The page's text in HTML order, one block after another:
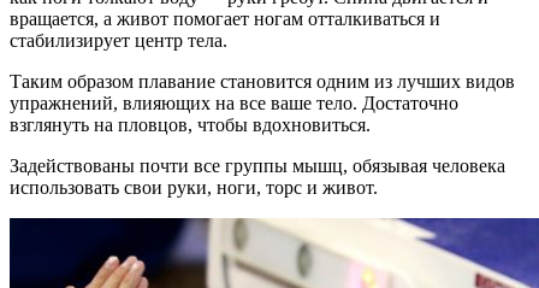
вращается, а живот помогает ногам отталкиваться и
стабилизирует центр тела.
Таким образом плавание становится одним из лучших видов
упражнений, влияющих на все ваше тело. Достаточно
взглянуть на пловцов, чтобы вдохновиться.
Задействованы почти все группы мышц, обязывая человека
использовать свои руки, ноги, торс и живот.